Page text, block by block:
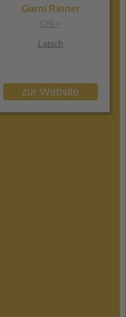
Garni Rinner
CIN +
Latsch
zur Website